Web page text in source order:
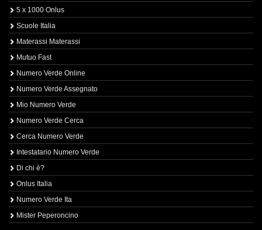
5 x 1000 Onlus
Scuole Italia
Materassi Materassi
Mutuo Fast
Numero Verde Online
Numero Verde Assegnato
Mio Numero Verde
Numero Verde Cerca
Cerca Numero Verde
Intestatario Numero Verde
Di chi è?
Onlus Italia
Numero Verde Ita
Mister Peperoncino